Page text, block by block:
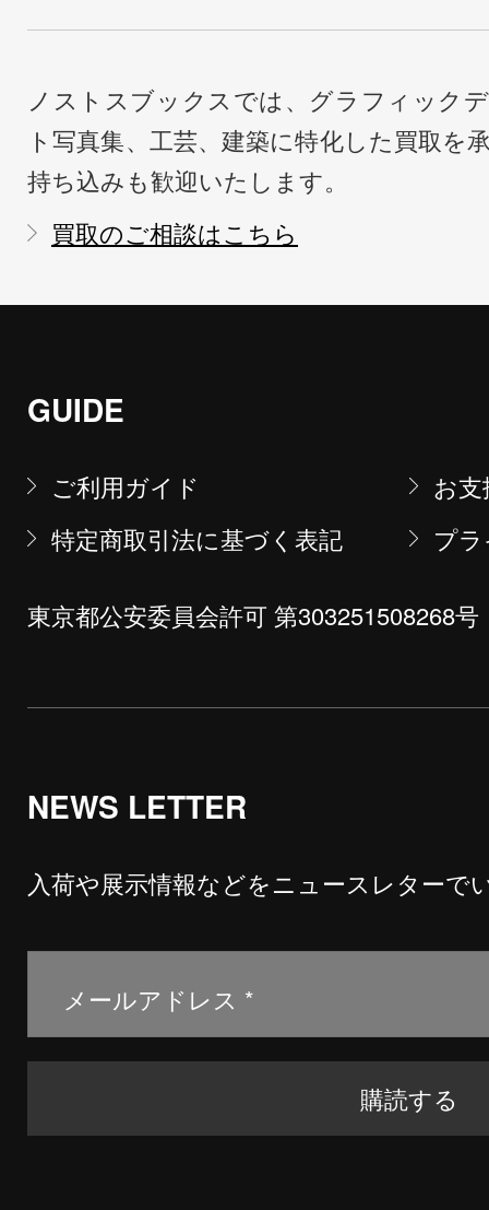
ノストスブックスでは、グラフィック
ト写真集、工芸、建築に特化した買取を
持ち込みも歓迎いたします。
買取のご相談はこちら
GUIDE
ご利用ガイド
お
特定商取引法に基づく表記
プ
東京都公安委員会許可 第303251508268号
NEWS LETTER
入荷や展示情報などをニュースレターで